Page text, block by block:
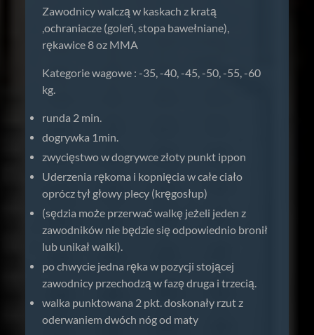
Zawodnicy walczą w kaskach z kratą
,ochraniacze (goleń, stopa bawełniane),
rękawice 8 oz MMA
Kategorie wagowe : -35, -40, -45, -50, -55, -60
kg.
runda 2 min.
dogrywka 1min.
zwycięstwo w dogrywce złoty punkt ippon
Uderzenia rękoma i kopnięcia w całe ciało
oprócz tył głowy plecy (kręgosłup)
(sędzia może przerwać walkę jeżeli jeden z
zawodników nie będzie się odpowiednio bronił
lub unikał walki).
po chwycie jedna ręka w pozycji stojącej
zawodnicy przechodzą w fazę druga i trzecią.
walka punktowana 2 pkt. doskonały rzut z
oderwaniem dwóch nóg od maty